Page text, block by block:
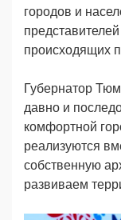
городов и
происходящих
Губернатор
давно и
комфортной
реализуются
собственную
развиваем